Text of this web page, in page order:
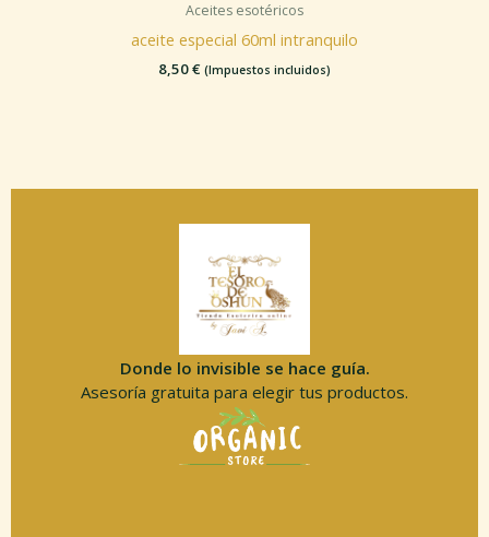
Aceites esotéricos
aceite especial 60ml intranquilo
8,50€ (Impuestos incluidos)
Donde lo invisible se hace guía.
Asesoría gratuita para elegir tus productos.